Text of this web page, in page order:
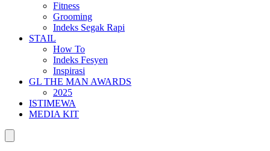
Fitness
Grooming
Indeks Segak Rapi
STAIL
How To
Indeks Fesyen
Inspirasi
GL THE MAN AWARDS
2025
ISTIMEWA
MEDIA KIT